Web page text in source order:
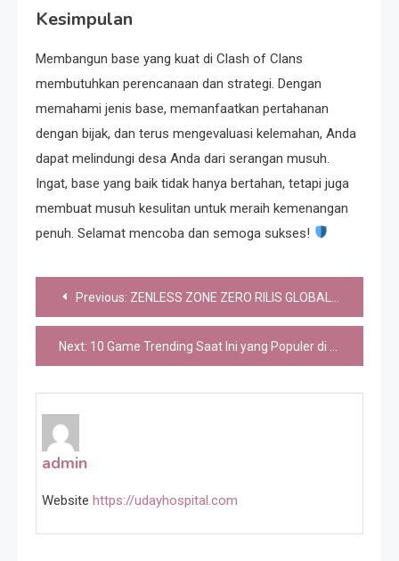
Kesimpulan
Membangun base yang kuat di Clash of Clans
membutuhkan perencanaan dan strategi. Dengan
memahami jenis base, memanfaatkan pertahanan
dengan bijak, dan terus mengevaluasi kelemahan, Anda
dapat melindungi desa Anda dari serangan musuh.
Ingat, base yang baik tidak hanya bertahan, tetapi juga
membuat musuh kesulitan untuk meraih kemenangan
penuh. Selamat mencoba dan semoga sukses!
Post
navigation
Previous: ZENLESS ZONE ZERO RILIS GLOBAL 4 JULI 2024: DAPATKAN 100X MASTER TAPE DARI HOYOVERSE!
Next: 10 Game Trending Saat Ini yang Populer di Steam – 6 Januari 2025
admin
Website https://udayhospital.com